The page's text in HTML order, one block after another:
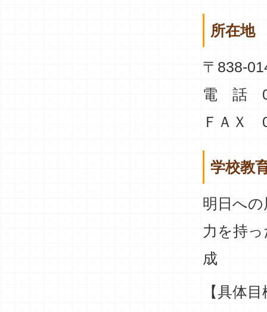
所在地
〒838-
電 話
ＦＡＸ
学校教
明日へ
力を持
成
【具体